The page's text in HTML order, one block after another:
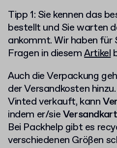
Tipp 1: Sie kennen das
bestellt und Sie warten
ankommt. Wir haben für
Fragen in diesemArtikel
Auch die Verpackung
der Versandkosten
Vinted verkauft, kann
indem er/sie
Bei Packhelp gibt es
verschiedenen Größen